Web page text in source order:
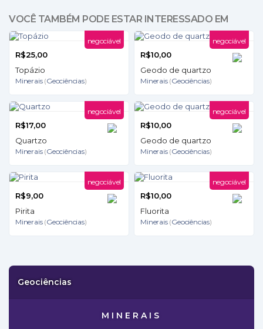
VOCÊ TAMBÉM PODE ESTAR INTERESSADO EM
negociável
R$25,00
Topázio
Minerais(Geociências)
negociável
R$10,00
Geodo de quartzo
Minerais(Geociências)
negociável
R$17,00
Quartzo
Minerais(Geociências)
negociável
R$10,00
Geodo de quartzo
Minerais(Geociências)
negociável
R$9,00
Pirita
Minerais(Geociências)
negociável
R$10,00
Fluorita
Minerais(Geociências)
Geociências
MINERAIS